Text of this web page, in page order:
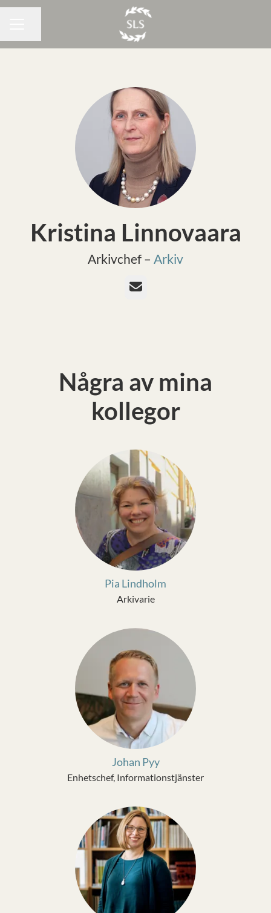
Kristina Linnovaara
Arkivchef – Arkiv
E-post
Några av mina
kollegor
Pia Lindholm
Arkivarie
Johan Pyy
Enhetschef, Informationstjänster